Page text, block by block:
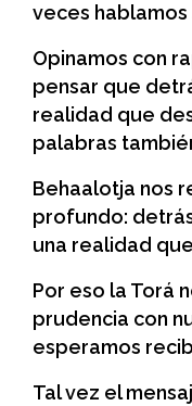
veces
Opinamos con
pensar que
realidad que
palabras
Behaalotja nos
profundo:
una realidad
Por eso la Torá
prudencia con
esperamos
Tal vez el